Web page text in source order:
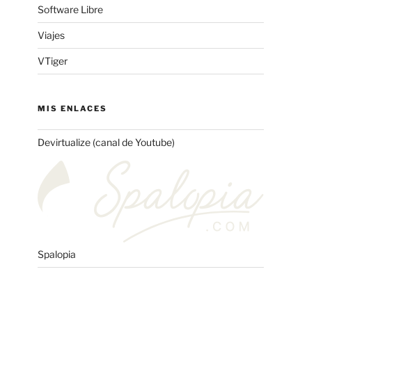
Software Libre
Viajes
VTiger
MIS ENLACES
Devirtualize (canal de Youtube)
Spalopia